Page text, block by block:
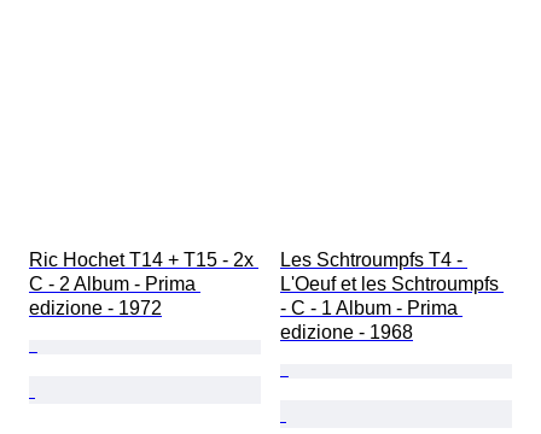
Ric Hochet T14 + T15 - 2x
C - 2 Album - Prima
edizione - 1972
Les Schtroumpfs T4 -
L'Oeuf et les Schtroumpfs
- C - 1 Album - Prima
edizione - 1968